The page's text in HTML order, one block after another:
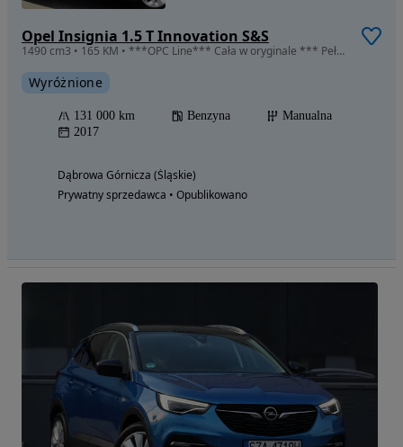
Opel Insignia 1.5 T Innovation S&S
1490 cm3 • 165 KM • ***OPC Line*** Cała w oryginale *** Pełny serwis *** Ś l i c z n a ***
Wyróżnione
131 000 km Benzyna
Manualna
2017
Dąbrowa Górnicza (Śląskie)
Prywatny sprzedawca • Opublikowano